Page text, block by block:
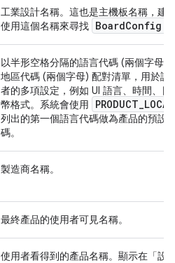
工業設計名稱。這也是主機板名稱，建
使用這個名稱來尋找 BoardConfig
以半形空格分隔的語言代碼 (兩個字母)
地區代碼 (兩個字母) 配對清單，用於說
者的多項設定，例如 UI 語言、時間、日
幣格式。系統會使用
PRODUCT_
列出的第一個語言代碼做為產品的預設
碼。
製造商名稱。
最終產品的使用者可見名稱。
使用者看得到的產品名稱。顯示在「設